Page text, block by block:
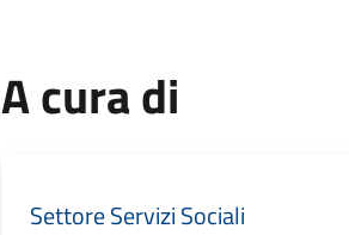
A cura di
Settore Servizi Sociali